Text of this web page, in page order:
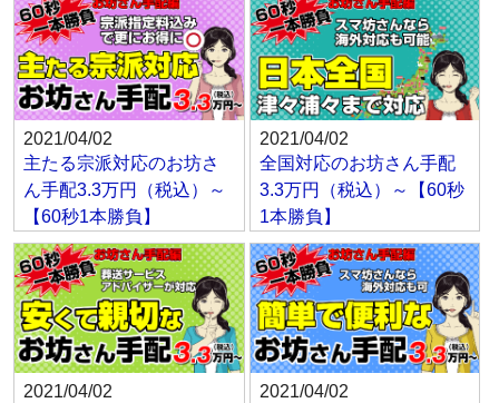
2021/04/02
主たる宗派対応のお坊さ
ん手配3.3万円（税込）～
【60秒1本勝負】
2021/04/02
全国対応のお坊さん手配
3.3万円（税込）～【60秒
1本勝負】
2021/04/02
2021/04/02